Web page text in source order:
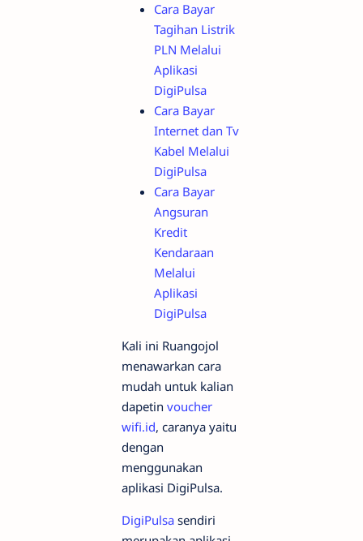
Cara Bayar
Tagihan Listrik
PLN Melalui
Aplikasi
DigiPulsa
Cara Bayar
Internet dan Tv
Kabel Melalui
DigiPulsa
Cara Bayar
Angsuran
Kredit
Kendaraan
Melalui
Aplikasi
DigiPulsa
Kali ini Ruangojol
menawarkan cara
mudah untuk kalian
dapetin voucher
wifi.id, caranya yaitu
dengan
menggunakan
aplikasi DigiPulsa.
DigiPulsa sendiri